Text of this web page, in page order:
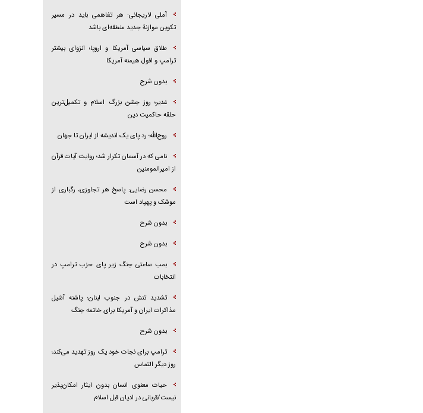
آملی لاریجانی: هر تفاهمی باید در مسیر
تکوین موازنۀ جدید منطقه‌ای باشد
طلاق سیاسی آمریکا و اروپا؛ انزوای بیشتر
ترامپ و افول هیمنه آمریکا
بدون شرح
غدیر؛ روز جشن بزرگ اسلام و تکمیل‌ترین
حلقه حاکمیت دین
روح‌الله؛ رد پای یک اندیشه از ایران تا جهان
نامی که در آسمان تکرار شد؛ روایت آیات قرآن
از امیرالمومنین
محسن رضایی: پاسخ هر تجاوزی، رگباری از
موشک و پهپاد است
بدون شرح
بدون شرح
بمب ساعتی جنگ زیر پای حزب ترام‍پ در
انتخابات
تشدید تنش در جنوب لبنان؛ پاشنه آشیل
مذاکرات ایران و آمریکا برای خاتمه جنگ
بدون شرح
ترامپ برای نجات خود یک روز تهدید می‌کند؛
روز دیگر التماس
حیات معنوی انسان بدون ایثار امکان‌پذیر
نیست/قربانی در ادیان قبل اسلام